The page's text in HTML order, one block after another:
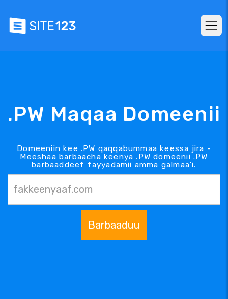
.PW Maqaa Domeenii
Domeeniin kee .PW qaqqabummaa keessa jira -
Meeshaa barbaacha keenya .PW domeenii .PW
barbaaddeef fayyadamii amma galmaa'i.
Barbaaduu